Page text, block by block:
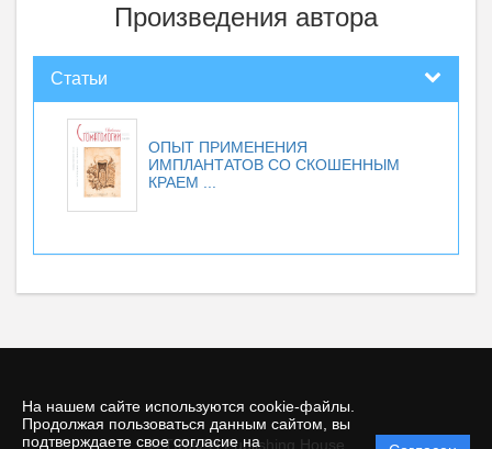
На нашем сайте используются cookie-файлы.
Продолжая пользоваться данным сайтом, вы
подтверждаете свое согласие на
Произведения автора
Статьи
ОПЫТ ПРИМЕНЕНИЯ
ИМПЛАНТАТОВ СО СКОШЕННЫМ
КРАЕМ ...
© TIRAZH Publishing House